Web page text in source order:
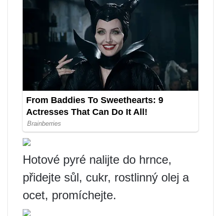
Hotové pyré nalijte do hrnce,
přidejte sůl, cukr, rostlinný olej a
ocet, promíchejte.